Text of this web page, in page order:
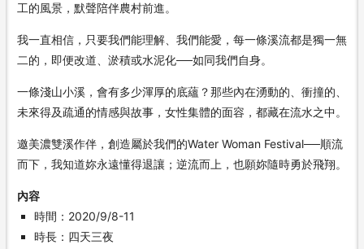
工的風景，默聲陪伴農村前進。
我一直相信，只要我們能理解、我們能愛，每一條溪流都是獨一無
二的，即便改道、淤積或水泥化──如同我們自身。
一條淺山小溪，會有多少渾厚的底蘊？那些內在湧動的、衝撞的、
未來得及疏通的情感與故事，女性集體的面容，都藏在流水之中。
邀美濃雙溪作伴，創造屬於我們的Water Woman Festival──順流
而下，我知道妳永遠懂得退讓；逆流而上，也願妳隨時勇於飛翔。
內容
時間
2020/9/8-11
時長
四天三夜